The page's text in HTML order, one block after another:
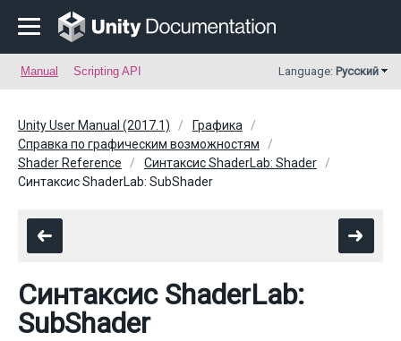
Manual Scripting API Language: Русский
Unity User Manual (2017.1)
Графика
Справка по графическим возможностям
Shader Reference
Синтаксис ShaderLab: Shader
Синтаксис ShaderLab: SubShader
Синтаксис ShaderLab:
SubShader